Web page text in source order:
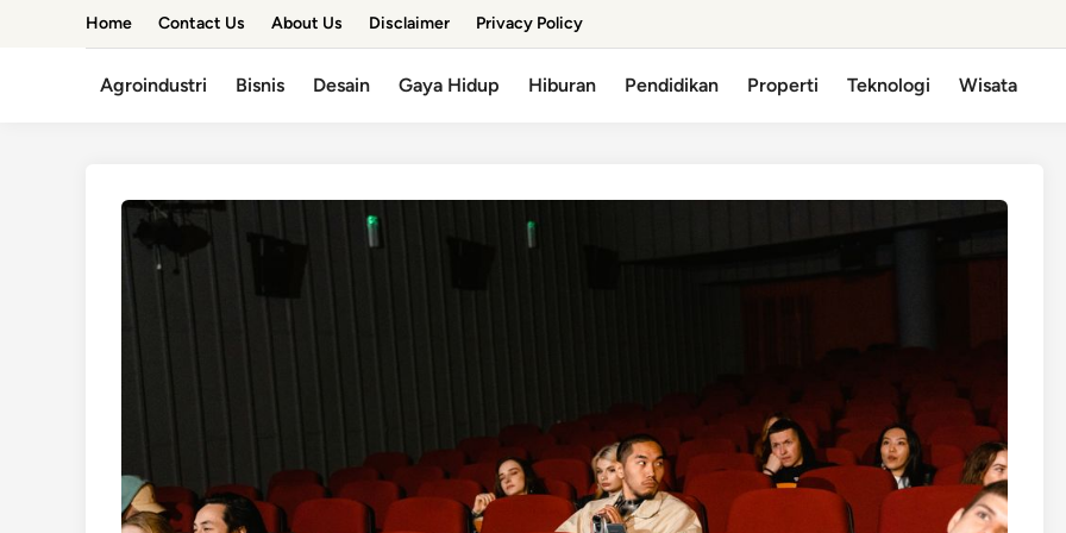
Home Contact Us About Us Disclaimer Privacy Policy
Agroindustri Bisnis Desain Gaya Hidup Hiburan Pendidikan Properti Teknologi Wisata